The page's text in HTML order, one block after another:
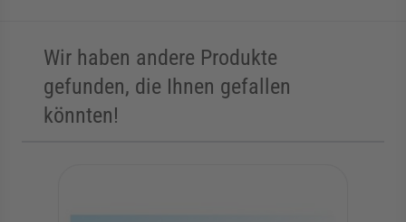
Wir haben andere Produkte
gefunden, die Ihnen gefallen
könnten!